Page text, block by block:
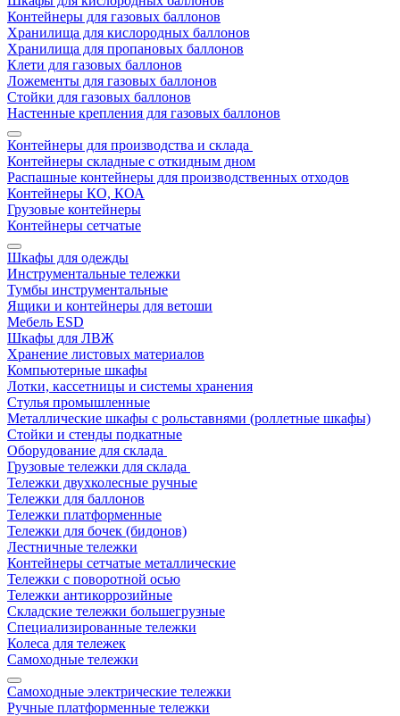
Контейнеры для газовых баллонов
Хранилища для кислородных баллонов
Хранилища для пропановых баллонов
Клети для газовых баллонов
Ложементы для газовых баллонов
Стойки для газовых баллонов
Настенные крепления для газовых баллонов
Контейнеры для производства и склада
Контейнеры складные с откидным дном
Распашные контейнеры для производственных отходов
Контейнеры КО, КОА
Грузовые контейнеры
Контейнеры сетчатые
Шкафы для одежды
Инструментальные тележки
Тумбы инструментальные
Ящики и контейнеры для ветоши
Мебель ESD
Шкафы для ЛВЖ
Хранение листовых материалов
Компьютерные шкафы
Лотки, кассетницы и системы хранения
Стулья промышленные
Металлические шкафы с рольставнями (роллетные шкафы)
Стойки и стенды подкатные
Оборудование для склада
Грузовые тележки для склада
Тележки двухколесные ручные
Тележки для баллонов
Тележки платформенные
Тележки для бочек (бидонов)
Лестничные тележки
Контейнеры сетчатые металлические
Тележки с поворотной осью
Тележки антикоррозийные
Складские тележки большегрузные
Специализированные тележки
Колеса для тележек
Самоходные тележки
Самоходные электрические тележки
Ручные платформенные тележки